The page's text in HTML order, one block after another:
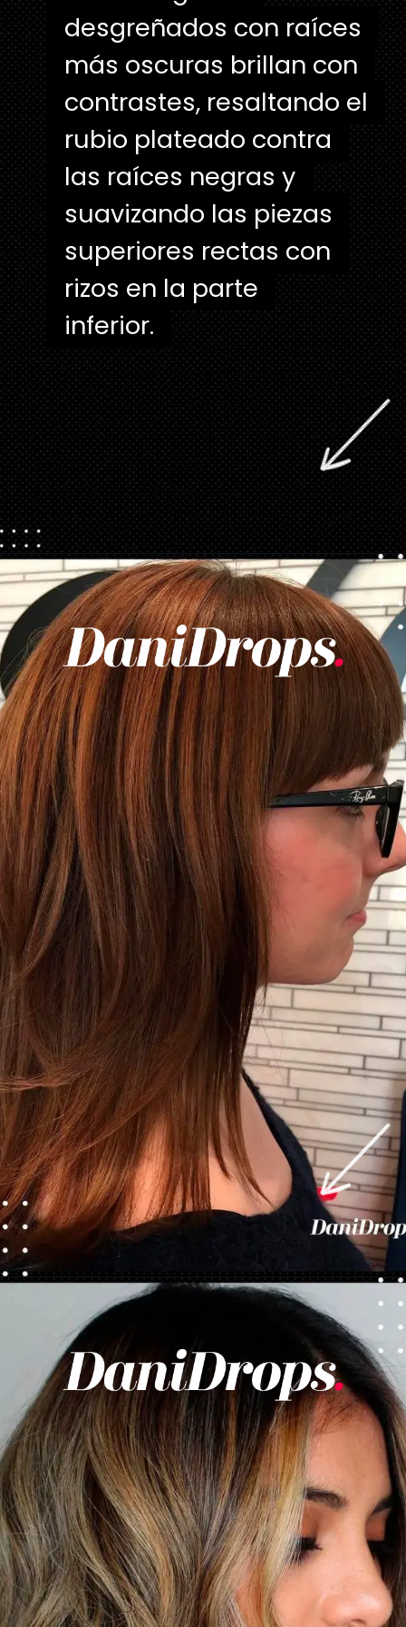
desgreñados con raíces
más oscuras brillan con
contrastes, resaltando el
rubio plateado contra
las raíces negras y
suavizando las piezas
superiores rectas con
rizos en la parte
inferior.
desgreñados con raíces
más oscuras brillan con
contrastes, resaltando el
rubio plateado contra
las raíces negras y
suavizando las piezas
superiores rectas con
rizos en la parte
inferior.
Abriendo...
Abriendo... https://danidrops.com.br/es/cortes-de-pelo-cortos-de-mujer-para-caras-redondas/